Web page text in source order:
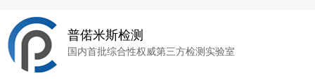
普偌米斯检测
国内首批综合性权威第三方检测实验室